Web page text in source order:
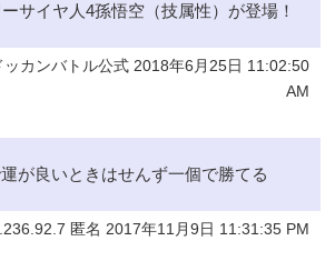
サイヤ人4孫悟空（技属性）が登場！
カンバトル公式 2018年6月25日 11:02:50
AM
が良いときはせんず一個で勝てる
匿名 2017年11月9日 11:31:35 PM